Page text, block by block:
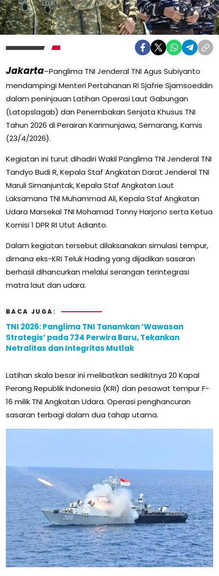
Jakarta–Panglima TNI Jenderal TNI Agus Subiyanto
mendampingi Menteri Pertahanan RI Sjafrie Sjamsoeddin
dalam peninjauan Latihan Operasi Laut Gabungan
(Latopslagab) dan Penembakan Senjata Khusus TNI
Tahun 2026 di Perairan Karimunjawa, Semarang, Kamis
(23/4/2026).
Kegiatan ini turut dihadiri Wakil Panglima TNI Jenderal TNI
Tandyo Budi R, Kepala Staf Angkatan Darat Jenderal TNI
Maruli Simanjuntak, Kepala Staf Angkatan Laut
Laksamana TNI Muhammad Ali, Kepala Staf Angkatan
Udara Marsekal TNI Mohamad Tonny Harjono serta Ketua
Komisi 1 DPR RI Utut Adianto.
Dalam kegiatan tersebut dilaksanakan simulasi tempur,
dimana eks-KRI Teluk Hading yang dijadikan sasaran
berhasil dihancurkan melalui serangan terintegrasi
matra laut dan udara.
BACA JUGA:
TNI 2026: Panglima TNI Tanamkan ‘Wawasan
Strategis’ pada 734 Perwira Baru, Tekankan
Netralitas dan Integritas Mutlak
Latihan skala besar ini melibatkan sedikitnya 20 Kapal
Perang Republik Indonesia (KRI) dan pesawat tempur F-
16 milik TNI Angkatan Udara. Operasi penghancuran
sasaran terbagi dalam dua tahap utama.